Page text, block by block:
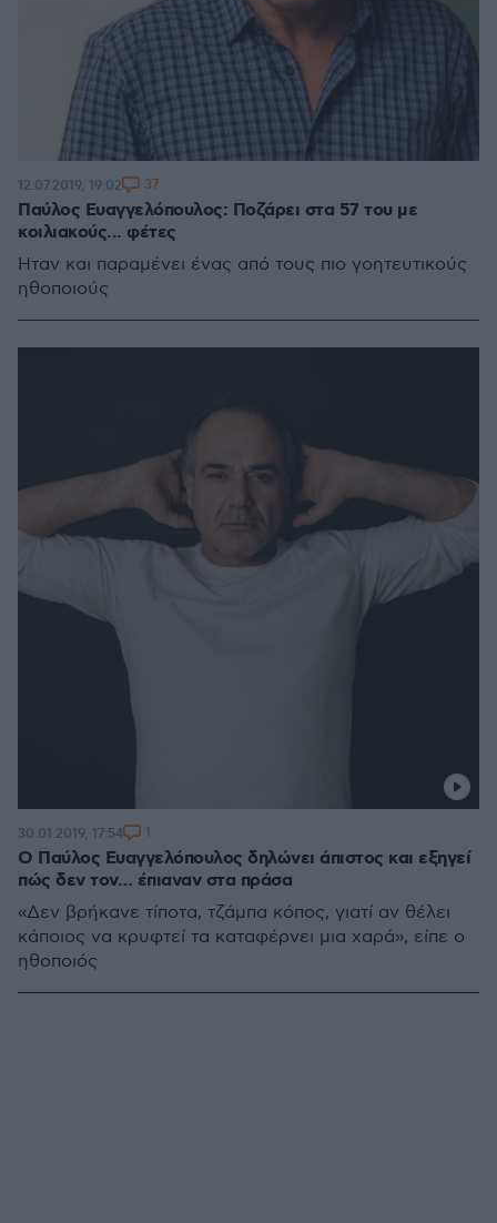
Παύλος Ευαγγελόπουλος: Ποζάρει στα 57 του με
κοιλιακούς... φέτες
Ήταν και παραμένει ένας από τους πιο γοητευτικούς
ηθοποιούς
12.07.2019, 19:02 37
Ο Παύλος Ευαγγελόπουλος δηλώνει άπιστος και εξηγεί
πώς δεν τον… έπιαναν στα πράσα
«Δεν βρήκανε τίποτα, τζάμπα κόπος, γιατί αν θέλει
κάποιος να κρυφτεί τα καταφέρνει μια χαρά», είπε ο
ηθοποιός
30.01.2019, 17:54 1